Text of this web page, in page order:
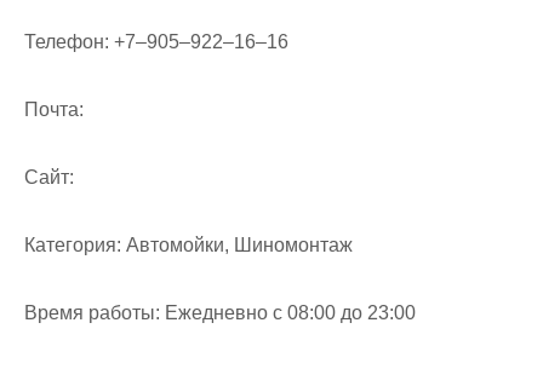
Телефон: +7‒905‒922‒16‒16
Почта:
Cайт:
Категория: Автомойки, Шиномонтаж
Время работы: Ежедневно с 08:00 до 23:00